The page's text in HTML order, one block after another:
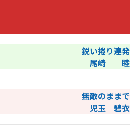
鋭い捲り連発
尾崎 睦
無敵のままで
児玉 碧衣